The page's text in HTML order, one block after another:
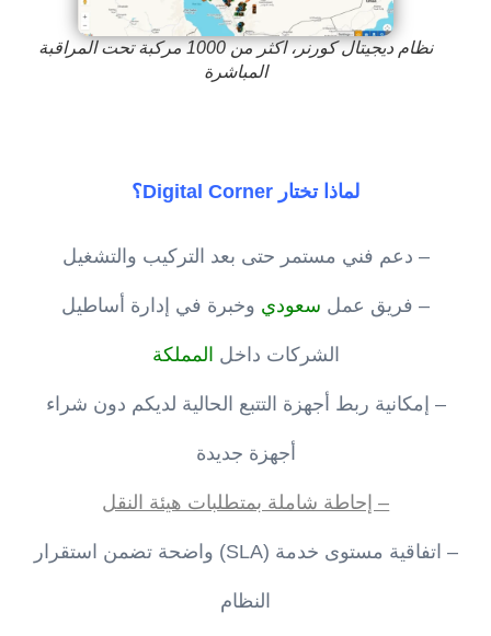
نظام ديجيتال كورنر، اكثر من 1000 مركبة تحت المراقبة
المباشرة
لماذا تختار Digital Corner؟
– دعم فني مستمر حتى بعد التركيب والتشغيل
– فريق عمل سعوديوخبرة في إدارة أساطيل
الشركات داخل المملكة
– إمكانية ربط أجهزة التتبع الحالية لديكم دون شراء
أجهزة جديدة
– إحاطة شاملة بمتطلبات هيئة النقل
– اتفاقية مستوى خدمة (SLA) واضحة تضمن استقرار
النظام